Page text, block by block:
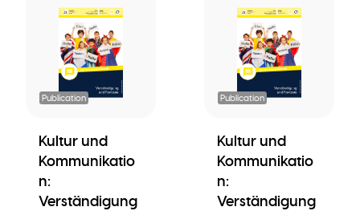
Publication
Kultur und
Kommunikatio
n:
Verständigung
Publication
Kultur und
Kommunikatio
n:
Verständigung